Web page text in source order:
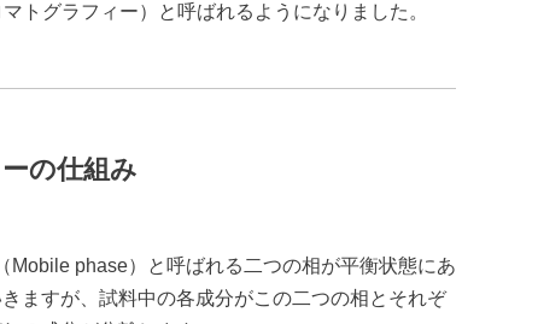
トグラフィー）と呼ばれるようになりました。
の仕組み
phase）と呼ばれる二つの相が平衡状態にあ
ますが、試料中の各成分がこの二つの相とそれぞ